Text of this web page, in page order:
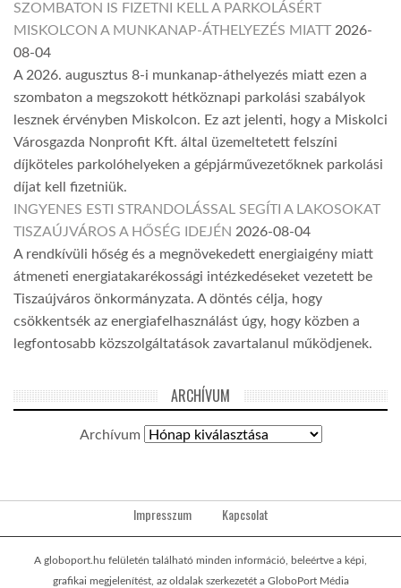
SZOMBATON IS FIZETNI KELL A PARKOLÁSÉRT
MISKOLCON A MUNKANAP-ÁTHELYEZÉS MIATT 2026-
08-04
A 2026. augusztus 8-i munkanap-áthelyezés miatt ezen a
szombaton a megszokott hétköznapi parkolási szabályok
lesznek érvényben Miskolcon. Ez azt jelenti, hogy a Miskolci
Városgazda Nonprofit Kft. által üzemeltetett felszíni
díjköteles parkolóhelyeken a gépjárművezetőknek parkolási
díjat kell fizetniük.
INGYENES ESTI STRANDOLÁSSAL SEGÍTI A LAKOSOKAT
TISZAÚJVÁROS A HŐSÉG IDEJÉN 2026-08-04
A rendkívüli hőség és a megnövekedett energiaigény miatt
átmeneti energiatakarékossági intézkedéseket vezetett be
Tiszaújváros önkormányzata. A döntés célja, hogy
csökkentsék az energiafelhasználást úgy, hogy közben a
legfontosabb közszolgáltatások zavartalanul működjenek.
ARCHÍVUM
Archívum
Impresszum Kapcsolat
A globoport.hu felületén található minden információ, beleértve a képi,
grafikai megjelenítést, az oldalak szerkezetét a GloboPort Média